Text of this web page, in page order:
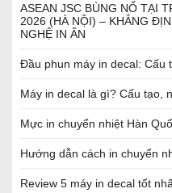
ASEAN JSC BÙNG NỔ TẠI
2026 (HÀ NỘI) – KHẲNG
NGHỆ IN ẤN
Đầu phun máy in decal: Cấu
Máy in decal là gì? Cấu tạo,
Mực in chuyển nhiệt Hàn
Hướng dẫn cách in chuyển
Review 5 máy in decal tốt